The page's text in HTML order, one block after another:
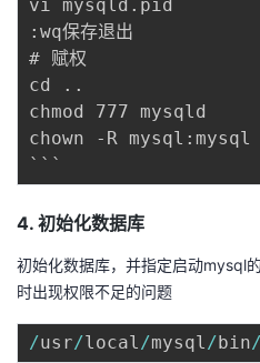
vi mysqld.pid
:wq保存退出
# 赋权
cd ..
chmod 777 mysqld
chown -R mysql:mysql
4. 初始化数据库
初始化数据库，并指定启动mysql
时出现权限不足的问题
/usr/local /mysql /bin/